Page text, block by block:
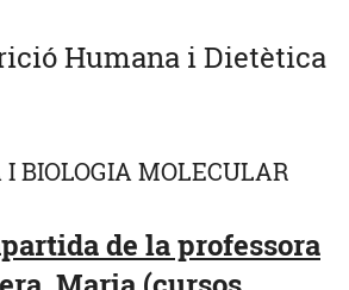
Humana i Dietètica
BIOLOGIA MOLECULAR
de la professora